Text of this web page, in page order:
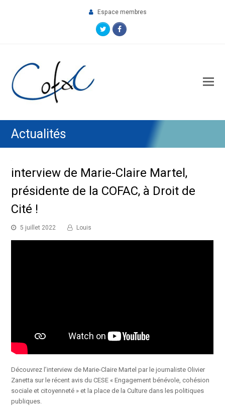
Espace membres
TwitterFacebook
Actualités
interview de Marie-Claire Martel,
présidente de la COFAC, à Droit de
Cité !
5 juillet 2022 Louis
Découvrez l’interview de Marie-Claire Martel par le journaliste Olivier
Zanetta sur le récent avis du CESE « Engagement bénévole, cohésion
sociale et citoyenneté » et la place de la Culture dans les politiques
publiques.